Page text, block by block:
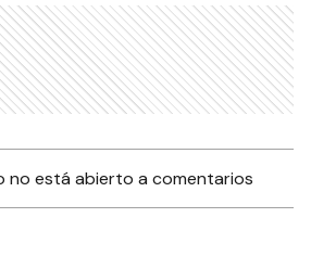
no está abierto a comentarios